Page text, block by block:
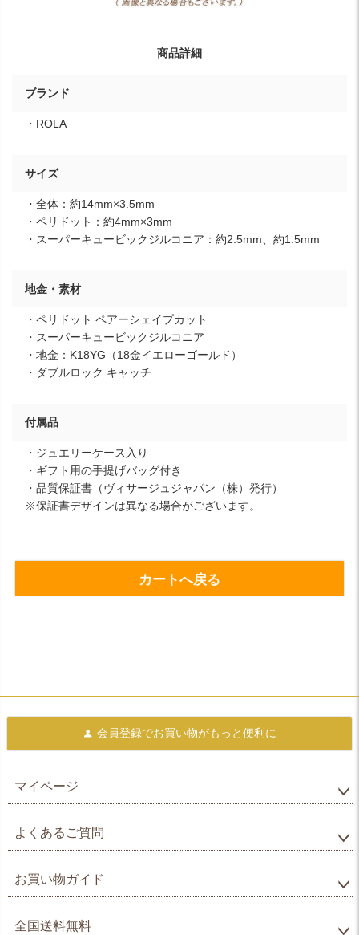
商品詳細
ブランド
・ROLA
サイズ
・全体：約14mm×3.5mm
・ペリドット：約4mm×3mm
・スーパーキュービックジルコニア：約2.5mm、約1.5mm
地金・素材
・ペリドット ペアーシェイプカット
・スーパーキュービックジルコニア
・地金：K18YG（18金イエローゴールド）
・ダブルロック キャッチ
付属品
・ジュエリーケース入り
・ギフト用の手提げバッグ付き
・品質保証書（ヴィサージュジャパン（株）発行）
※保証書デザインは異なる場合がございます。
カートへ戻る
会員登録でお買い物がもっと便利に
マイページ
よくあるご質問
お買い物ガイド
全国送料無料